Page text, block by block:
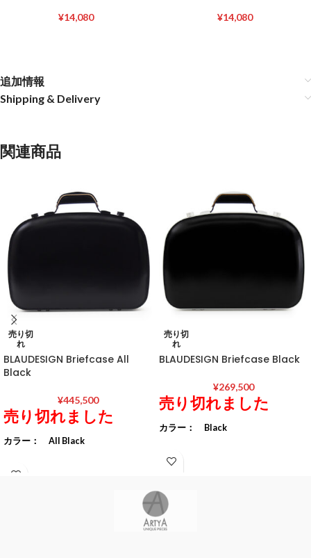
¥14,080 ¥14,080
追加情報
Shipping & Delivery
関連商品
売り切
れ
BLAUDESIGN Briefcase All
Black
¥445,500
売り切れました
カラー： All Black
素材： フレーム アルミニウム
レザー 日本製オリジナル
売り切
れ
BLAUDESIGN Briefcase Black
¥269,500
売り切れました
カラー： Black
素材： フレーム アルミニウム
レザー 日本製オリジナル
牛革